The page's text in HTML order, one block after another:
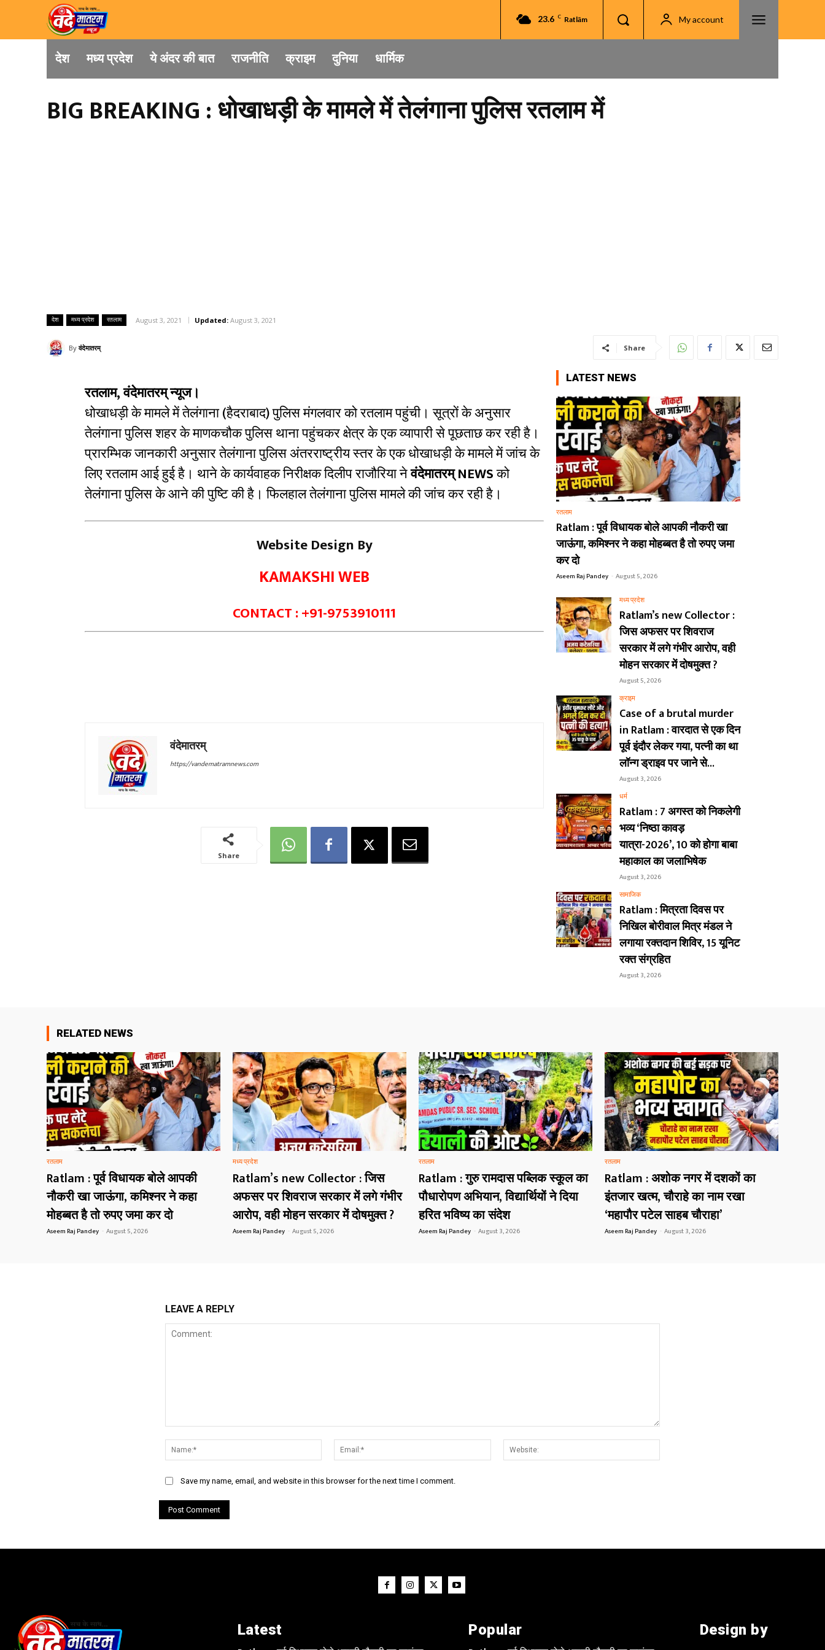
23.6 C Ratlām My account
देश मध्य प्रदेश ये अंदर की बात राजनीति क्राइम दुनिया धार्मिक
BIG BREAKING : धोखाधड़ी के मामले में तेलंगाना पुलिस रतलाम में
देश मध्य प्रदेश रतलाम August 3, 2021 Updated: August 3, 2021
By वंदेमातरम् Share
रतलाम, वंदेमातरम् न्यूज।
धोखाधड़ी के मामले में तेलंगाना (हैदराबाद) पुलिस मंगलवार को रतलाम पहुंची। सूत्रों के अनुसार
तेलंगाना पुलिस शहर के माणकचौक पुलिस थाना पहुंचकर क्षेत्र के एक व्यापारी से पूछताछ कर रही है।
प्रारम्भिक जानकारी अनुसार तेलंगाना पुलिस अंतरराष्ट्रीय स्तर के एक धोखाधड़ी के मामले में जांच के
लिए रतलाम आई हुई है। थाने के कार्यवाहक निरीक्षक दिलीप राजौरिया नेवंदेमातरम् NEWSको
तेलंगाना पुलिस के आने की पुष्टि की है। फिलहाल तेलंगाना पुलिस मामले की जांच कर रही है।
Website Design By
KAMAKSHI WEB
CONTACT : +91-9753910111
वंदेमातरम्
https://vandematramnews.com
Share
LATEST NEWS
रतलाम
Ratlam : पूर्व विधायक बोले आपकी नौकरी खा
जाऊंगा, कमिश्नर ने कहा मोहब्बत है तो रुपए जमा
कर दो
Aseem Raj Pandey - August 5, 2026
मध्य प्रदेश
Ratlam’s new Collector :
जिस अफसर पर शिवराज
सरकार में लगे गंभीर आरोप, वही
मोहन सरकार में दोषमुक्त ?
August 5, 2026
क्राइम
Case of a brutal murder
in Ratlam : वारदात से एक दिन
पूर्व इंदौर लेकर गया, पत्नी का था
लॉन्ग ड्राइव पर जाने से...
August 3, 2026
धर्म
Ratlam : 7 अगस्त को निकलेगी
भव्य ‘निष्ठा कावड़
यात्रा-2026’, 10 को होगा बाबा
महाकाल का जलाभिषेक
August 3, 2026
सामाजिक
Ratlam : मित्रता दिवस पर
निखिल बोरीवाल मित्र मंडल ने
लगाया रक्तदान शिविर, 15 यूनिट
रक्त संग्रहित
August 3, 2026
RELATED NEWS
रतलाम
Ratlam : पूर्व विधायक बोले आपकी
नौकरी खा जाऊंगा, कमिश्नर ने कहा
मोहब्बत है तो रुपए जमा कर दो
Aseem Raj Pandey - August 5, 2026
मध्य प्रदेश
Ratlam’s new Collector : जिस
अफसर पर शिवराज सरकार में लगे गंभीर
आरोप, वही मोहन सरकार में दोषमुक्त ?
Aseem Raj Pandey - August 5, 2026
रतलाम
Ratlam : गुरु रामदास पब्लिक स्कूल का
पौधारोपण अभियान, विद्यार्थियों ने दिया
हरित भविष्य का संदेश
Aseem Raj Pandey - August 3, 2026
रतलाम
Ratlam : अशोक नगर में दशकों का
इंतजार खत्म, चौराहे का नाम रखा
‘महापौर पटेल साहब चौराहा’
Aseem Raj Pandey - August 3, 2026
LEAVE A REPLY
Name:*
Email:*
Save my name, email, and website in this browser for the next time I comment.
Latest Popular Design by